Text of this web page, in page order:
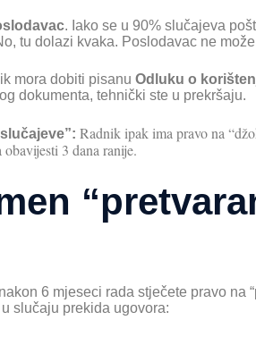
. Iako se u 90% slučajeva
tu dolazi kvaka. Poslodavac ne
mora dobiti pisanu Odluku o
dokumenta, tehnički ste u prekršaju.
Radnik ipak ima pravo na
3 dana ranije.
6 mjeseci rada stječete pravo na
slučaju prekida ugovora: